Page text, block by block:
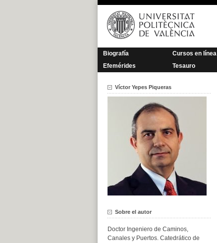
Saltar
contenido
Biografía Cursos en línea
Efemérides
Tesauro
Víctor Yepes Piqueras
Sobre el autor
Doctor Ingeniero de Caminos,
Canales y Puertos. Catedrático de